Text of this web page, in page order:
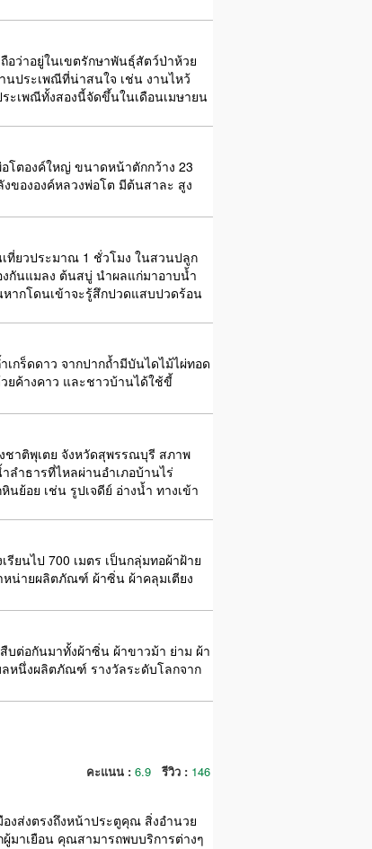
ว่าอยู่ในเขตรักษาพันธุ์สัตว์ป่าห้วย
นประเพณีที่น่าสนใจ เช่น งานไหว้
ะเพณีทั้งสองนี้จัดขึ้นในเดือนเมษายน
โตองค์ใหญ่ ขนาดหน้าตักกว้าง 23
ขององค์หลวงพ่อโต มีต้นสาละ สูง
ที่ยวประมาณ 1 ชั่วโมง ในสวนปลูก
กันแมลง ต้นสบู่ นำผลแก่มาอาบน้ำ
ากโดนเข้าจะรู้สึกปวดแสบปวดร้อน
กร็ดดาว จากปากถ้ำมีบันไดไม้ไผ่ทอด
ยค้างคาว และชาวบ้านได้ใช้ขี้
ชาติพุเตย จังหวัดสุพรรณบุรี สภาพ
ำธารที่ไหลผ่านอำเภอบ้านไร่
ย้อย เช่น รูปเจดีย์ อ่างน้ำ ทางเข้า
ยนไป 700 เมตร เป็นกลุ่มทอผ้าฝ้าย
หน่ายผลิตภัณฑ์ ผ้าซิ่น ผ้าคลุมเตียง
บต่อกันมาทั้งผ้าซิ่น ผ้าขาวม้า ย่าม ผ้า
หนึ่งผลิตภัณฑ์ รางวัลระดับโลกจาก
คะแนน : 6.9 รีวิว : 146
งส่งตรงถึงหน้าประตูคุณ สิ่งอำนวย
มาเยือน คุณสามารถพบบริการต่างๆ